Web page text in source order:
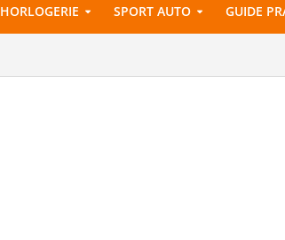
HORLOGERIE SPORT AUTO GUIDE